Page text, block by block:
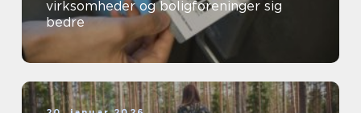
virksomheder og boligforeninger sig
bedre